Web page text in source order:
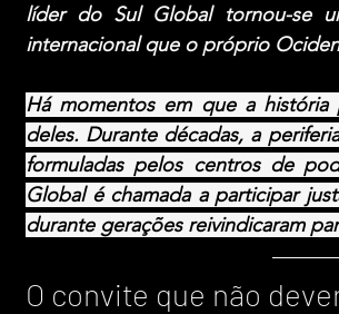
líder do Sul Global tornou-se
internacional que o próprio
Há momentos em que a história
deles. Durante décadas, a
formuladas pelos centros de
Global é chamada a participar
durante gerações reivindicaram
O convite que não